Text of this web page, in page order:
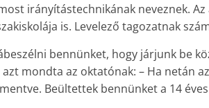
irányítástechnikának neveznek.
is. Levelező tagozatnak
bennünket, hogy járjunk be
mondta az oktatónak: – Ha netán
Beültettek bennünket a 14